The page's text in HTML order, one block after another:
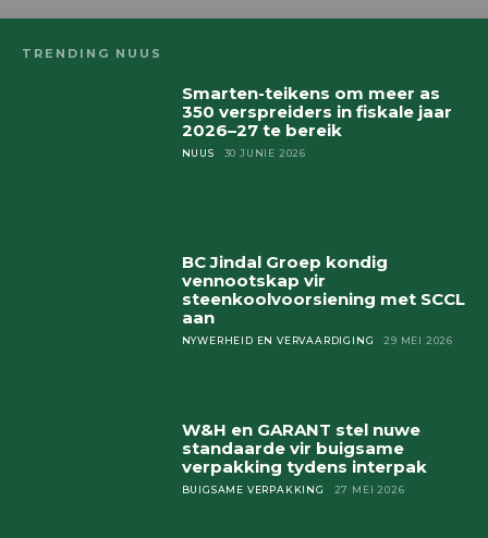
TRENDING NUUS
Smarten-teikens om meer as
350 verspreiders in fiskale jaar
2026–27 te bereik
NUUS 30 JUNIE 2026
BC Jindal Groep kondig
vennootskap vir
steenkoolvoorsiening met SCCL
aan
NYWERHEID EN VERVAARDIGING 29 MEI 2026
W&H en GARANT stel nuwe
standaarde vir buigsame
verpakking tydens interpak
BUIGSAME VERPAKKING 27 MEI 2026